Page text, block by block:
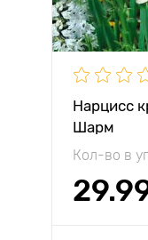
Нарцисс
Шарм
Кол-во в